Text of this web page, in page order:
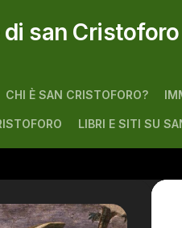
san Cristoforo
CHI È SAN CRISTOFORO?
LIBRI E SITI SU